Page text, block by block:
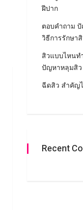
ฝีปาก
ตอบคำถาม
วิธีการรักษา
สิวแบบไหนท
ปัญหาหลุมสิว
ฉีดสิว สำคัญ
Recent